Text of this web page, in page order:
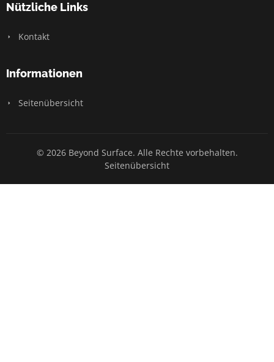
Nützliche Links
Kontakt
Informationen
Seitenübersicht
© 2026 Beyond Surface. Alle Rechte vorbehalten.
Seitenübersicht